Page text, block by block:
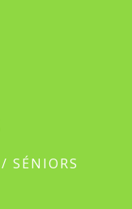
/ SÉNIORS